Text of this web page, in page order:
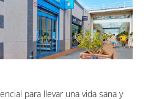
para llevar una vida sana y